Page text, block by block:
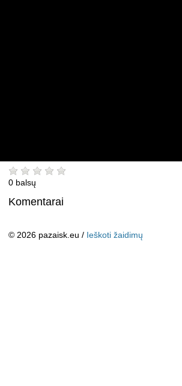
0 balsų
Komentarai
© 2026 pazaisk.eu / Ieškoti žaidimų